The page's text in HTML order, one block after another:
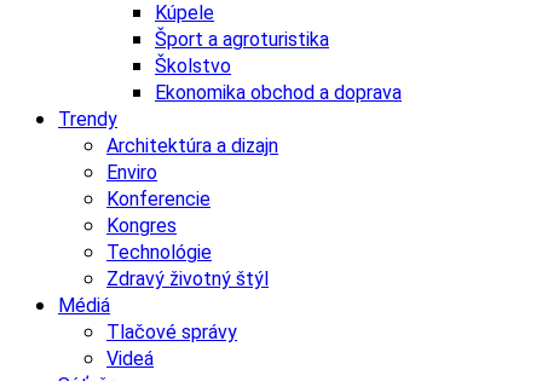
Kúpele
Šport a agroturistika
Školstvo
Ekonomika obchod a doprava
Trendy
Architektúra a dizajn
Enviro
Konferencie
Kongres
Technológie
Zdravý životný štýl
Médiá
Tlačové správy
Videá